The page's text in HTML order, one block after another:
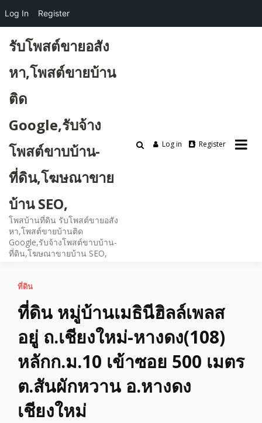
content
รับโพสต์ขายอสัง
หา,โพสต์ขายบ้าน
ติด
Google,รับจ้าง
โพสต์ขาบบ้าน-
ที่ดิน,โฆษณาขาย
บ้าน SEO,
โพสบ้านที่ดิน รับโพสต์ขายอสัง
หา,โพสต์ขายบ้านติด
Google,รับจ้างโพสต์ขาบบ้าน-
ที่ดิน,โฆษณาขายบ้าน SEO,
Log in Register
ที่ดิน
ที่ดิน หมู่บ้านเมธินีฮิลล์เพลส
อยู่ ถ.เชียงใหม่-หางดง(108)
หลักก.ม.10 เข้าซอย 500 เมตร
ต.สันผักหวาน อ.หางดง
เชียงใหม่
Log In Register